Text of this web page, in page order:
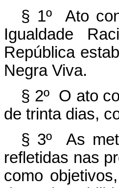
§ 1º Ato
Igualdade
República
Negra Viva.
§ 2º O ato
de trinta dias,
§ 3º As
refletidas nas
como